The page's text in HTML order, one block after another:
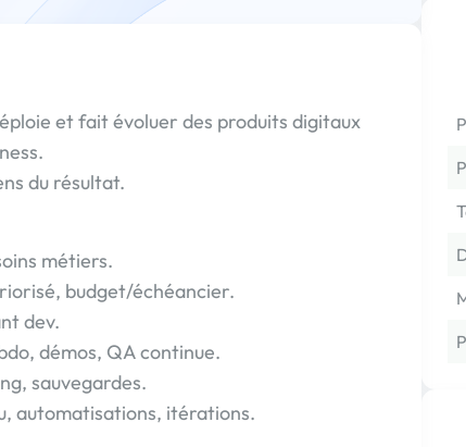
et fait évoluer des produits digitaux
du résultat.
métiers.
budget/échéancier.
dev.
démos, QA continue.
sauvegardes.
automatisations, itérations.